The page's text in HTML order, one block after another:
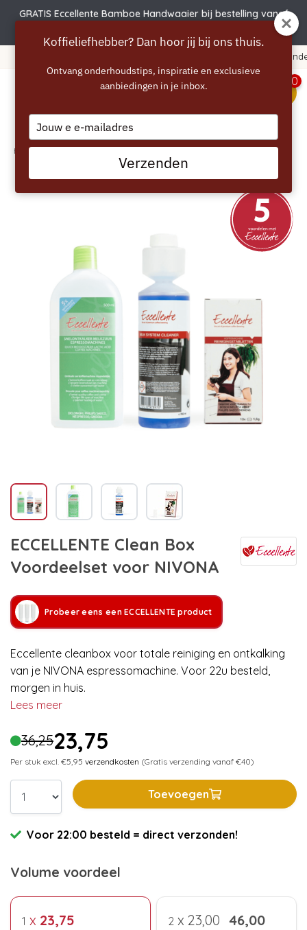
GRATIS Eccellente Bamboe Handwaaier bij bestelling vanaf
0
Home
ECCELLENTE Clean Box
Voordeelset voor NIVONA
Probeer eens een ECCELLENTE product
Eccellente cleanbox voor totale reiniging en ontkalking
van je NIVONA espressomachine. Voor 22u besteld,
morgen in huis.
Lees meer
36,2523,75
Per stuk excl. €5,95 verzendkosten (Gratis verzending vanaf €40)
Toevoegen
Voor 22:00 besteld = direct verzonden!
Volume voordeel
1 x 23,75 2 x 23,00 46,00
Koffieliefhebber? Dan hoor jij bij ons thuis.
Ontvang onderhoudstips, inspiratie en exclusieve
aanbiedingen in je inbox.
Type
your
email
Verzenden